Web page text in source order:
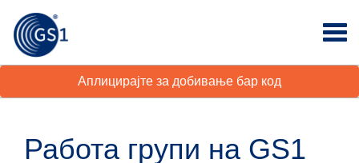
Аплицирајте за добивање бар код
Работа групи на GS1